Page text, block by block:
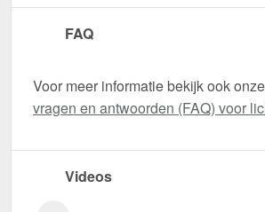
FAQ
Voor meer informatie bekijk ook onze
vragen en antwoorden (FAQ) voor
Videos